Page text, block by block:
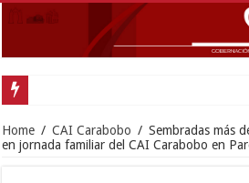
Home / CAI Carabobo / Sembradas más
en jornada familiar del CAI Carabobo en